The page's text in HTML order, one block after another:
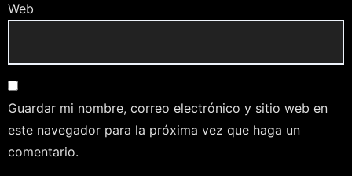
Web
Guardar mi nombre, correo electrónico y sitio web en
este navegador para la próxima vez que haga un
comentario.